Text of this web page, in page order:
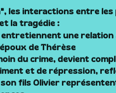
les interactions entre
la tragédie :
une relation
de Thérèse
du crime, devient
et de répression,
son fils Olivier